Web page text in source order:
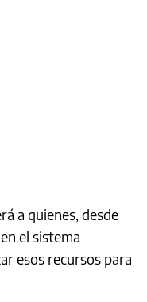
a quienes, desde
el sistema
esos recursos para